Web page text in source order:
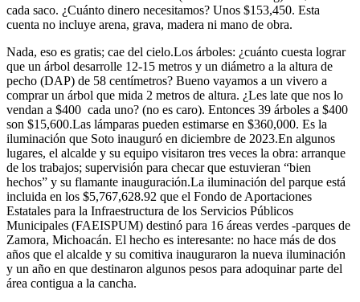
cada saco. ¿Cuánto dinero necesitamos? Unos $153,450. Esta
cuenta no incluye arena, grava, madera ni mano de obra.
Nada, eso es gratis; cae del cielo.Los árboles: ¿cuánto cuesta lograr
que un árbol desarrolle 12-15 metros y un diámetro a la altura de
pecho (DAP) de 58 centímetros? Bueno vayamos a un vivero a
comprar un árbol que mida 2 metros de altura. ¿Les late que nos lo
vendan a $400 cada uno? (no es caro). Entonces 39 árboles a $400
son $15,600.Las lámparas pueden estimarse en $360,000. Es la
iluminación que Soto inauguró en diciembre de 2023.En algunos
lugares, el alcalde y su equipo visitaron tres veces la obra: arranque
de los trabajos; supervisión para checar que estuvieran “bien
hechos” y su flamante inauguración.La iluminación del parque está
incluida en los $5,767,628.92 que el Fondo de Aportaciones
Estatales para la Infraestructura de los Servicios Públicos
Municipales (FAEISPUM) destinó para 16 áreas verdes -parques de
Zamora, Michoacán. El hecho es interesante: no hace más de dos
años que el alcalde y su comitiva inauguraron la nueva iluminación
y un año en que destinaron algunos pesos para adoquinar parte del
área contigua a la cancha.